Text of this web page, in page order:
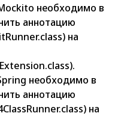
необходимо в
аннотацию
на
необходимо в
аннотацию
на